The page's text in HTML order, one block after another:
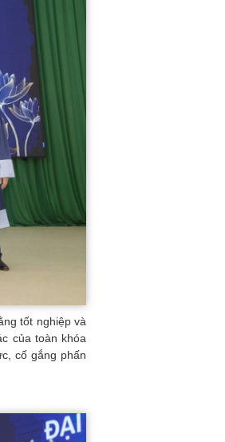
tốt nghiệp và
của toàn khóa
cố gắng phấn